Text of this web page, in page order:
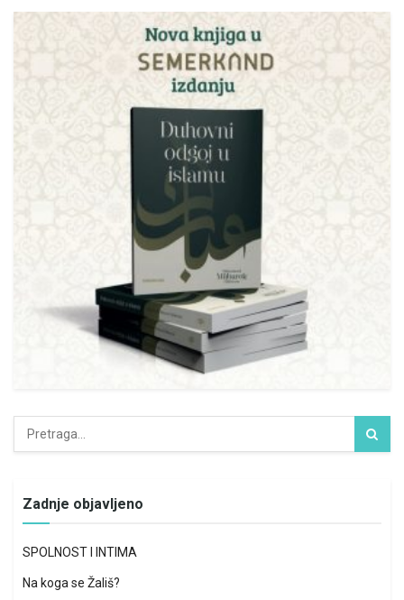
Zadnje objavljeno
SPOLNOST I INTIMA
Na koga se Žališ?